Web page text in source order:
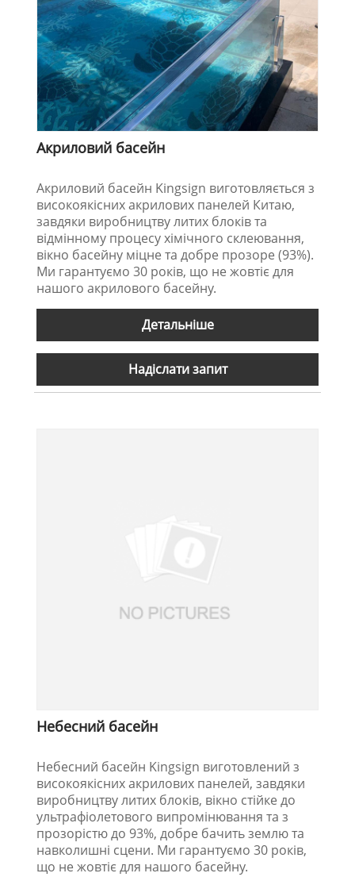
Акриловий басейн
Акриловий басейн Kingsign виготовляється з
високоякісних акрилових панелей Китаю,
завдяки виробництву литих блоків та
відмінному процесу хімічного склеювання,
вікно басейну міцне та добре прозоре (93%).
Ми гарантуємо 30 років, що не жовтіє для
нашого акрилового басейну.
Детальніше
Надіслати запит
Небесний басейн
Небесний басейн Kingsign виготовлений з
високоякісних акрилових панелей, завдяки
виробництву литих блоків, вікно стійке до
ультрафіолетового випромінювання та з
прозорістю до 93%, добре бачить землю та
навколишні сцени. Ми гарантуємо 30 років,
що не жовтіє для нашого басейну.